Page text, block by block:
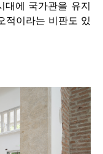
에 국가관을 유지
적이라는 비판도 있